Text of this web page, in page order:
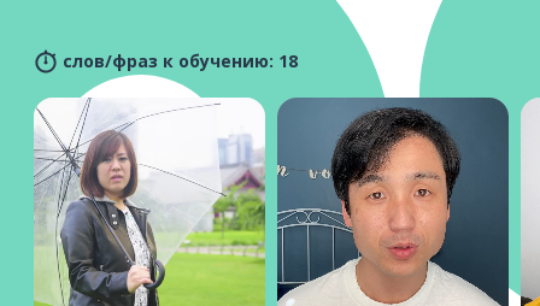
слов/фраз к обучению: 18